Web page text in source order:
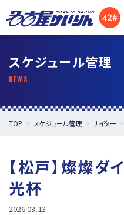
開催日程
施設紹介
所属選手
スケジュール管理
TOP スケジュール管理 ナイター
【松戸】燦燦ダ
光杯
2026.03.13